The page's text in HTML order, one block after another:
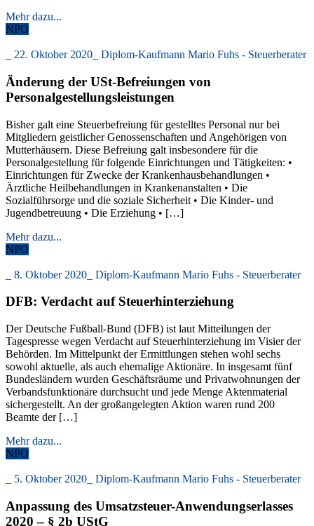
Mehr dazu...
NPO
22. Oktober 2020 Diplom-Kaufmann Mario Fuhs - Steuerberater
Änderung der USt-Befreiungen von
Personalgestellungsleistungen
Bisher galt eine Steuerbefreiung für gestelltes Personal nur bei
Mitgliedern geistlicher Genossenschaften und Angehörigen von
Mutterhäusern. Diese Befreiung galt insbesondere für die
Personalgestellung für folgende Einrichtungen und Tätigkeiten: •
Einrichtungen für Zwecke der Krankenhausbehandlungen •
Ärztliche Heilbehandlungen in Krankenanstalten • Die
Sozialführsorge und die soziale Sicherheit • Die Kinder- und
Jugendbetreuung • Die Erziehung • […]
Mehr dazu...
NPO
8. Oktober 2020 Diplom-Kaufmann Mario Fuhs - Steuerberater
DFB: Verdacht auf Steuerhinterziehung
Der Deutsche Fußball-Bund (DFB) ist laut Mitteilungen der
Tagespresse wegen Verdacht auf Steuerhinterziehung im Visier der
Behörden. Im Mittelpunkt der Ermittlungen stehen wohl sechs
sowohl aktuelle, als auch ehemalige Aktionäre. In insgesamt fünf
Bundesländern wurden Geschäftsräume und Privatwohnungen der
Verbandsfunktionäre durchsucht und jede Menge Aktenmaterial
sichergestellt. An der großangelegten Aktion waren rund 200
Beamte der […]
Mehr dazu...
NPO
5. Oktober 2020 Diplom-Kaufmann Mario Fuhs - Steuerberater
Anpassung des Umsatzsteuer-Anwendungserlasses
2020 – § 2b UStG